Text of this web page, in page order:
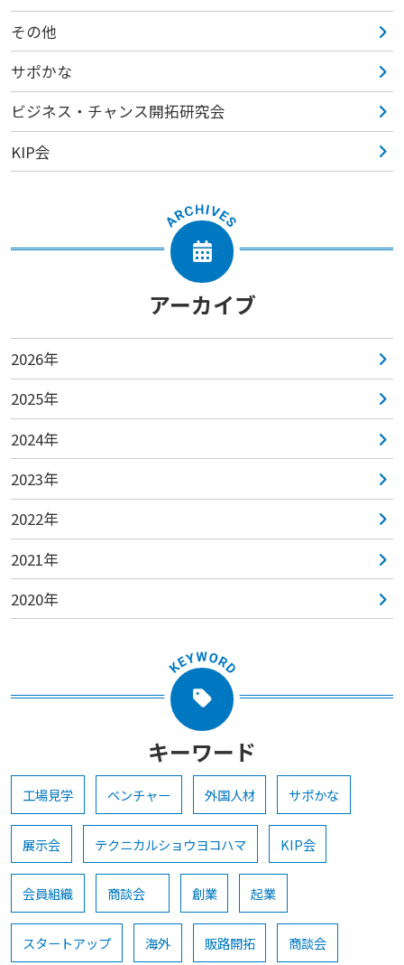
その他
サポかな
ビジネス・チャンス開拓研究会
KIP会
アーカイブ
2026年
2025年
2024年
2023年
2022年
2021年
2020年
キーワード
工場見学 ベンチャー 外国人材 サポかな
展示会 テクニカルショウヨコハマ KIP会
会員組織 商談会 創業 起業
スタートアップ 海外 販路開拓 商談会